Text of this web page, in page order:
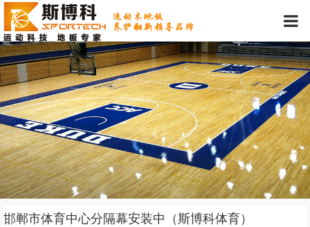
邯郸市体育中心分隔幕安装中（斯博科体育）